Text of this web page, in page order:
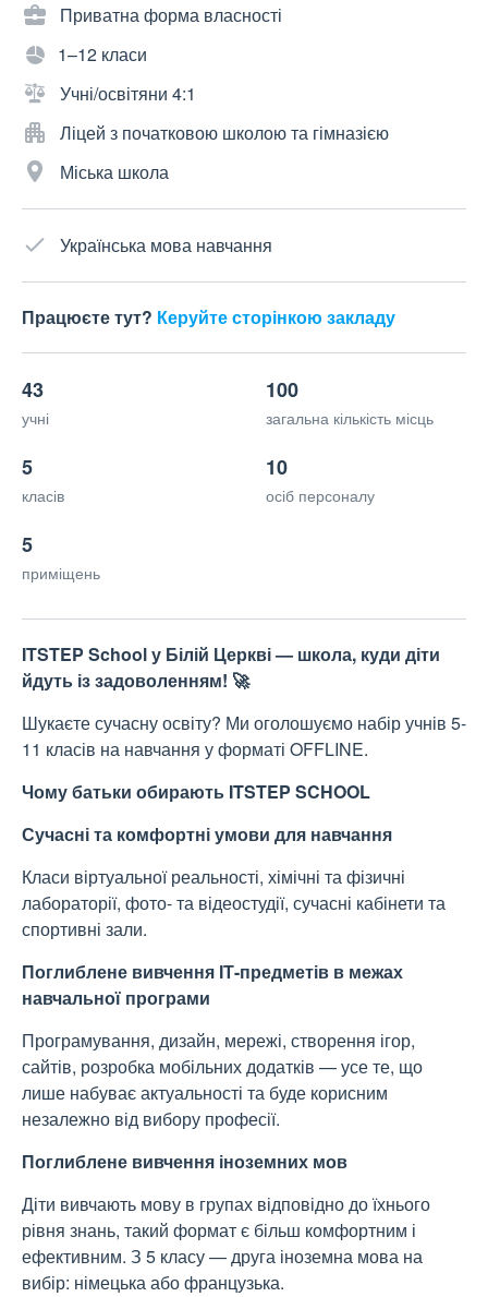
Приватна форма власності
1–12 класи
Учні/освітяни 4:1
Ліцей з початковою школою та гімназією
Міська школа
Українська мова навчання
Працюєте тут? Керуйте сторінкою закладу
43
учні
100
загальна кількість місць
5
класів
10
осіб персоналу
5
приміщень
ITSTEP School у Білій Церкві — школа, куди діти
йдуть із задоволенням! 🚀
Шукаєте сучасну освіту? Ми оголошуємо набір учнів 5-
11 класів на навчання у форматі OFFLINE.
Чому батьки обирають ITSTEP SCHOOL
Сучасні та комфортні умови для навчання
Класи віртуальної реальності, хімічні та фізичні
лабораторії, фото- та відеостудії, сучасні кабінети та
спортивні зали.
Поглиблене вивчення ІТ-предметів в межах
навчальної програми
Програмування, дизайн, мережі, створення ігор,
сайтів, розробка мобільних додатків — усе те, що
лише набуває актуальності та буде корисним
незалежно від вибору професії.
Поглиблене вивчення іноземних мов
Діти вивчають мову в групах відповідно до їхнього
рівня знань, такий формат є більш комфортним і
ефективним. З 5 класу — друга іноземна мова на
вибір: німецька або французька.